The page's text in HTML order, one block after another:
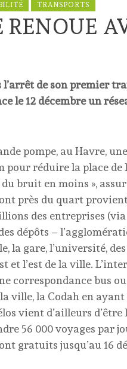
TRANSPORTS
RENOUE
l’arrêt de son premier
le 12 décembre un
pompe, au Havre,
pour réduire la place
bruit en moins »,
près du quart
des entreprises
dépôts –
la gare, l’université,
et l’est de la ville.
correspondance bus
ville, la Codah en
vient d’ailleurs
56 000 voyages par
gratuits jusqu’au 16